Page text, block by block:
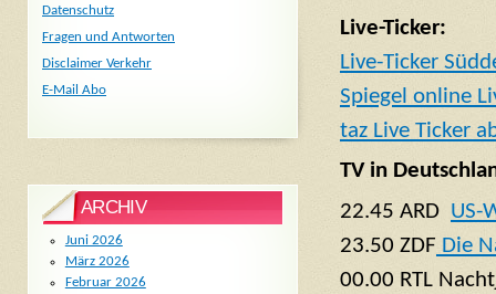
Live-Ticker:
Live-Ticker
Spiegel online
taz Live Ticker
TV in
22.45 ARD US-
23.50 ZDF Die
00.00 RTL
Datenschutz
Fragen und Antworten
Disclaimer Verkehr
E-Mail Abo
ARCHIV
Juni 2026
März 2026
Februar 2026